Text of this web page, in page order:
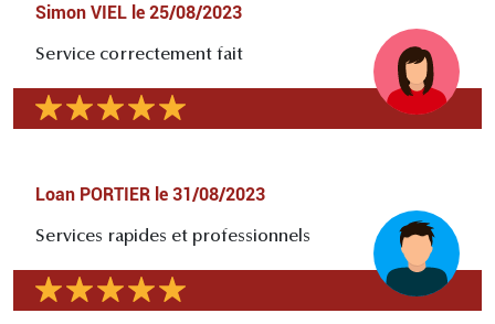
Simon VIEL le 25/08/2023
Service correctement fait
Loan PORTIER le 31/08/2023
Services rapides et professionnels